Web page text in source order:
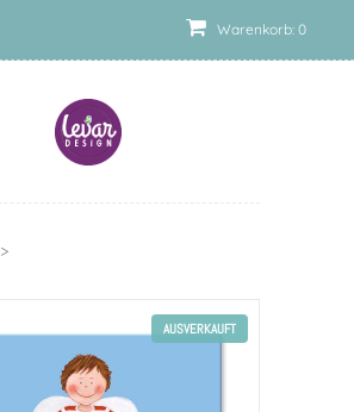
Warenkorb: 0
>
AUSVERKAUFT